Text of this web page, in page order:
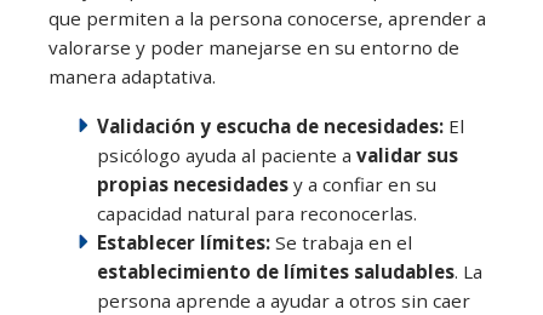
que permiten a la persona conocerse, aprender a
valorarse y poder manejarse en su entorno de
manera adaptativa.
Validación y escucha de necesidades: El
psicólogo ayuda al paciente a validar sus
propias necesidades y a confiar en su
capacidad natural para reconocerlas.
Establecer límites: Se trabaja en el
establecimiento de límites saludables. La
persona aprende a ayudar a otros sin caer